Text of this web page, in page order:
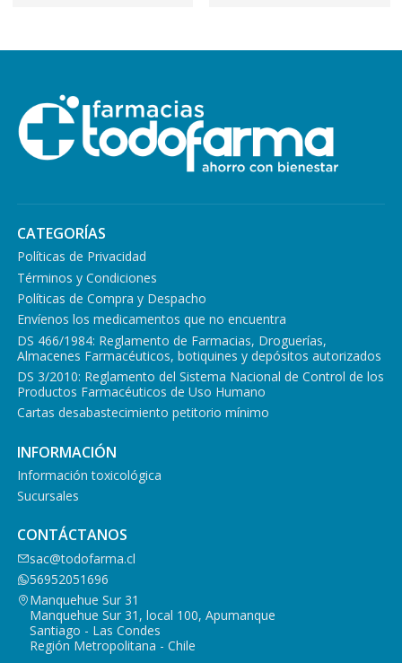
CATEGORÍAS
Políticas de Privacidad
Términos y Condiciones
Políticas de Compra y Despacho
Envíenos los medicamentos que no encuentra
DS 466/1984: Reglamento de Farmacias, Droguerías,
Almacenes Farmacéuticos, botiquines y depósitos autorizados
DS 3/2010: Reglamento del Sistema Nacional de Control de los
Productos Farmacéuticos de Uso Humano
Cartas desabastecimiento petitorio mínimo
INFORMACIÓN
Información toxicológica
Sucursales
CONTÁCTANOS
sac@todofarma.cl
56952051696
Manquehue Sur 31
Manquehue Sur 31, local 100, Apumanque
Santiago - Las Condes
Región Metropolitana - Chile